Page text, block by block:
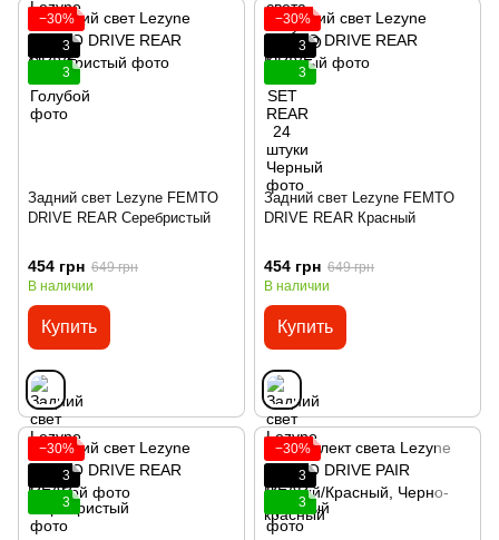
−30%
3
3
Задний свет Lezyne FEMTO
DRIVE REAR Серебристый
454 грн 649 грн
В наличии
Купить
−30%
3
3
Задний свет Lezyne FEMTO
DRIVE REAR Красный
454 грн 649 грн
В наличии
Купить
−30%
3
3
−30%
3
3